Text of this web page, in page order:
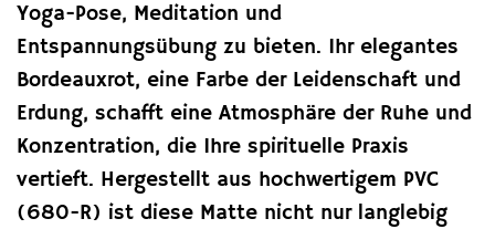
Yoga-Pose, Meditation und
Entspannungsübung zu bieten. Ihr elegantes
Bordeauxrot, eine Farbe der Leidenschaft und
Erdung, schafft eine Atmosphäre der Ruhe und
Konzentration, die Ihre spirituelle Praxis
vertieft. Hergestellt aus hochwertigem PVC
(680-R) ist diese Matte nicht nur langlebig